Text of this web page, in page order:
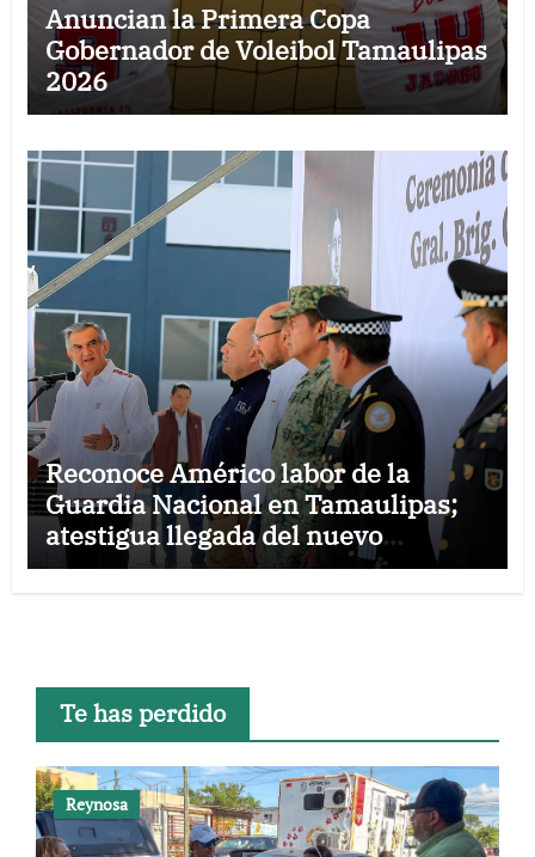
Anuncian la Primera Copa
Gobernador de Voleibol Tamaulipas
2026
Reconoce Américo labor de la
Guardia Nacional en Tamaulipas;
atestigua llegada del nuevo
coordinador estatal
Te has perdido
Reynosa